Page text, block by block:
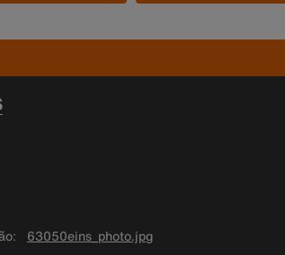
63050eins_photo.jpg